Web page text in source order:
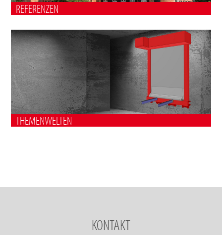
REFERENZEN
THEMENWELTEN
KONTAKT